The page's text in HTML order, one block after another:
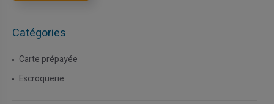
Catégories
Carte prépayée
Escroquerie